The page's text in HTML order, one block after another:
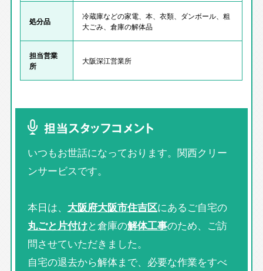
処分品
冷蔵庫などの家電、本、衣類、ダンボール、粗
大ごみ、倉庫の解体品
担当営業
所
大阪深江営業所
担当スタッフコメント
いつもお世話になっております。関西クリー
ンサービスです。
本日は、 大阪府大阪市住吉区にあるご自宅の
丸ごと片付けと倉庫の解体工事のため、ご訪
問させていただきました。
自宅の退去から解体まで、必要な作業をすべ